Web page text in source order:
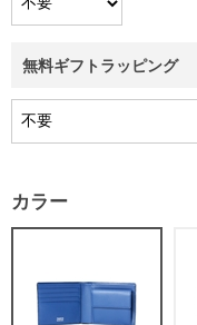
無料ギフトラッピング
カラー